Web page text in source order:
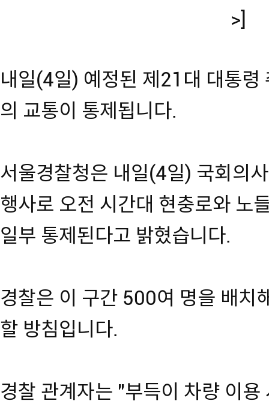
>]
내일(4일) 예정된 제21대 대통령
의 교통이 통제됩니다.
서울경찰청은 내일(4일) 국회의
행사로 오전 시간대 현충로와 노
일부 통제된다고 밝혔습니다.
경찰은 이 구간 500여 명을 배치
할 방침입니다.
경찰 관계자는 "부득이 차량 이